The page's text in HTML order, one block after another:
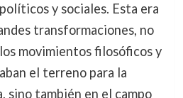
y sociales. Esta era
transformaciones, no
movimientos filosóficos y
el terreno para la
sino también en el campo